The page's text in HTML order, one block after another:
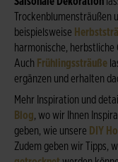
Trockenblumensträußen
beispielsweise
harmonische,
Auch Frühlingssträuße
ergänzen und erhalten
Mehr Inspiration und
Blog, wo wir Ihnen
geben, wie unsere DIY
Zudem geben wir Tipps,